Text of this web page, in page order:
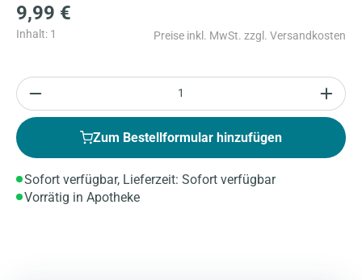
9,99 €
Inhalt: 1 Preise inkl. MwSt. zzgl. Versandkosten
Anzahl
Zum Bestellformular hinzufügen
Sofort verfügbar, Lieferzeit: Sofort verfügbar
Vorrätig in Apotheke